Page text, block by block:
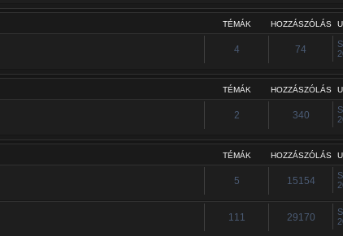
TÉMÁK HOZZÁSZÓLÁS
4 74
TÉMÁK HOZZÁSZÓLÁS
2 340
TÉMÁK HOZZÁSZÓLÁS
5 15154
111 29170